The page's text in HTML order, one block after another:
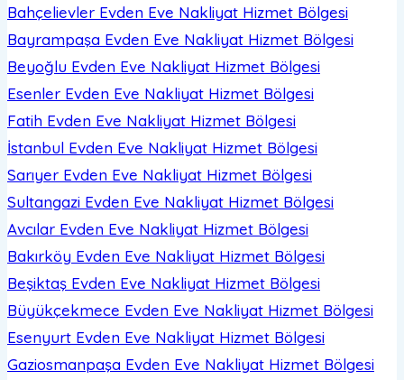
Bahçelievler Evden Eve Nakliyat Hizmet Bölgesi
Bayrampaşa Evden Eve Nakliyat Hizmet Bölgesi
Beyoğlu Evden Eve Nakliyat Hizmet Bölgesi
Esenler Evden Eve Nakliyat Hizmet Bölgesi
Fatih Evden Eve Nakliyat Hizmet Bölgesi
İstanbul Evden Eve Nakliyat Hizmet Bölgesi
Sarıyer Evden Eve Nakliyat Hizmet Bölgesi
Sultangazi Evden Eve Nakliyat Hizmet Bölgesi
Avcılar Evden Eve Nakliyat Hizmet Bölgesi
Bakırköy Evden Eve Nakliyat Hizmet Bölgesi
Beşiktaş Evden Eve Nakliyat Hizmet Bölgesi
Büyükçekmece Evden Eve Nakliyat Hizmet Bölgesi
Esenyurt Evden Eve Nakliyat Hizmet Bölgesi
Gaziosmanpaşa Evden Eve Nakliyat Hizmet Bölgesi